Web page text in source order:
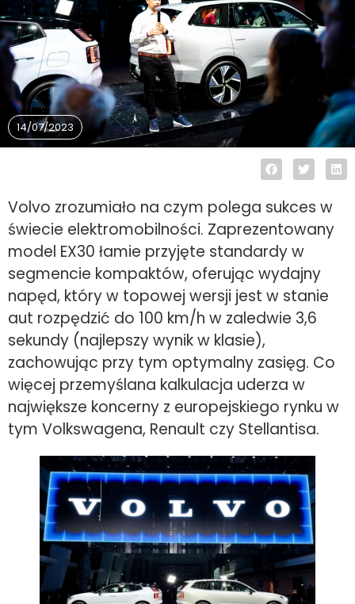
14/07/2023
Volvo zrozumiało na czym polega sukces w
świecie elektromobilności. Zaprezentowany
model EX30 łamie przyjęte standardy w
segmencie kompaktów, oferując wydajny
napęd, który w topowej wersji jest w stanie
aut rozpędzić do 100 km/h w zaledwie 3,6
sekundy (najlepszy wynik w klasie),
zachowując przy tym optymalny zasięg. Co
więcej przemyślana kalkulacja uderza w
największe koncerny z europejskiego rynku w
tym Volkswagena, Renault czy Stellantisa.